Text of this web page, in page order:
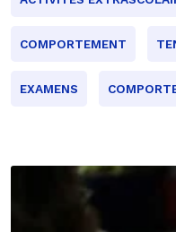
COMPORTEMENT
EXAMENS